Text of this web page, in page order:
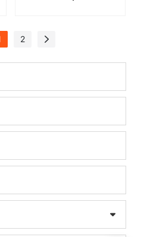
2